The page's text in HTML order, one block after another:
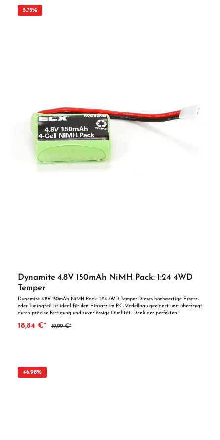
5.75%
Dynamite 4.8V 150mAh NiMH Pack: 1:24 4WD
Temper
Dynamite 4.8V 150mAh NiMH Pack: 1:24 4WD Temper Dieses hochwertige Ersatz-
oder Tuningteil ist ideal für den Einsatz im RC-Modellbau geeignet und überzeugt
durch präzise Fertigung und zuverlässige Qualität. Dank der perfekten
geeignet. Vorteile auf einen Blick: Passgenaue Verarbeitung Geeignet für
18,84 €* 19,99 €*
46.98%